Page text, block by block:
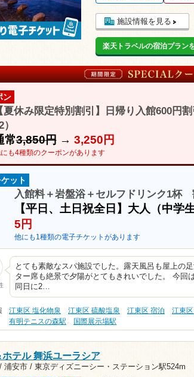
施設情報を見る
楽天トラベルの宿泊プラン
ン
夏休み限定特別割引】日帰り入館600円
常3,850円→ 3,250円
も4種類のクーポンがあります
ット
入館料＋岩盤浴＋セルフドリンク1
【平日、土日祝全日】大人（中学
5円
他にも1種類の電子チケットがあります
とても素敵なスパ施設でした。露天風呂も屋上の
ター席も絶景で夕陽がとてもきれいでした。 今回
同日に2…
江東区 塩化物泉 江東区 硫酸塩泉 江東区 宿泊 江東
有明テニスの森駅
国際展示場駅
ホテル 舞浜ユーラシア
浦安市 / 東京ディズニーシー・ステーション駅524m